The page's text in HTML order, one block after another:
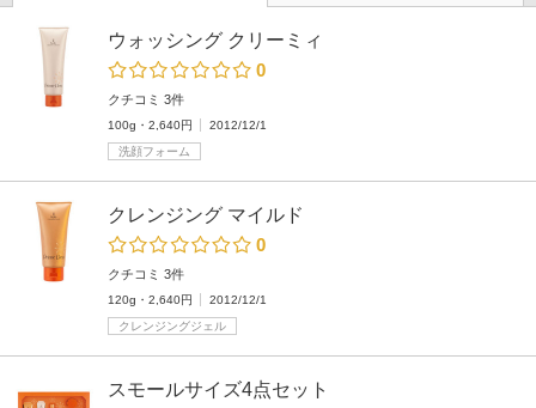
ウォッシング クリーミィ
0
クチコミ 3件
100g・2,640円
2012/12/1
洗顔フォーム
クレンジング マイルド
0
クチコミ 3件
120g・2,640円
2012/12/1
クレンジングジェル
スモールサイズ4点セット